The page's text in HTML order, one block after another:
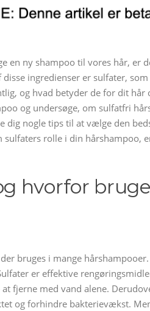
en ny shampoo til vores hår, er
ingredienser er sulfater,
og hvad betyder de for dit
og undersøge, om sulfatfri
dig nogle tips til at vælge den
sulfaters rolle i din hårshampoo,
hvorfor
bruges i mange
er effektive
fjerne med vand alene.
og forhindre bakterievækst.